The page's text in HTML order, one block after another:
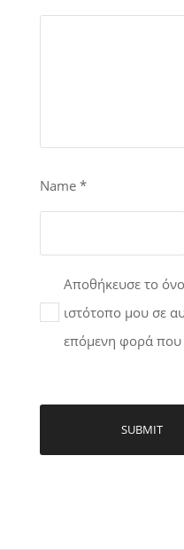
Name *
Αποθήκευσε το
ιστότοπο μου σε
επόμενη φορά